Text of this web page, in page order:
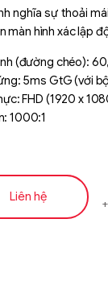
nghĩa sự thoải
màn hình xác lập
(đường chéo):
5ms GtG (với
FHD (1920 x
1000:1
Liên hệ